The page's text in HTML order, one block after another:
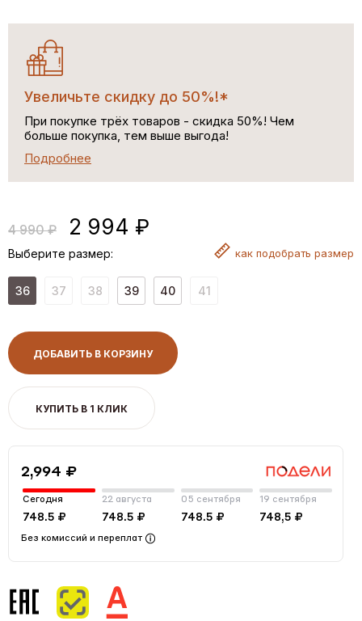
Увеличьте скидку до 50%!*
При покупке трёх товаров - скидка 50%! Чем
больше покупка, тем выше выгода!
Подробнее
4 990 ₽ 2 994 ₽
Выберите размер: как подобрать размер
36 37 38 39 40 41
ДОБАВИТЬ В КОРЗИНУ
КУПИТЬ В 1 КЛИК
2,994 ₽
Сегодня
748.5 ₽
22 августа
748.5 ₽
05 сентября
748.5 ₽
19 сентября
748,5 ₽
Без комиссий и переплат